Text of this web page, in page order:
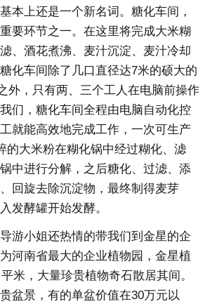
本上还是一个新名词。糖化车间，
要环节之一。在这里将完成大米糊
、酒花煮沸、麦汁沉淀、麦汁冷却
化车间除了几口直径达7米的硕大的
外，只有两、三个工人在电脑前操作
们，糖化车间全程由电脑自动化控
就能高效地完成工作，一次可生产
的大米粉在糊化锅中经过糊化、滤
中进行分解，之后糖化、过滤、添
回旋去除沉淀物，最终制得麦芽
发酵罐开始发酵。
游小姐还热情的带我们到金星的企
河南省最大的企业植物园，金星植
米，大量珍贵植物奇石散居其间。
盆景，有的单盆价值在30万元以